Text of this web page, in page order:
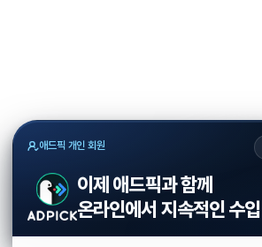
애드픽 개인 회원
이제 애드픽과 함께
온라인에서 지속적인 수